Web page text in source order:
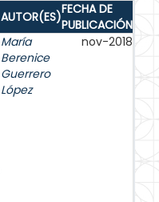
AUTOR(ES)FECHA DE
PUBLICACIÓN
María
Berenice
Guerrero
López
nov-2018